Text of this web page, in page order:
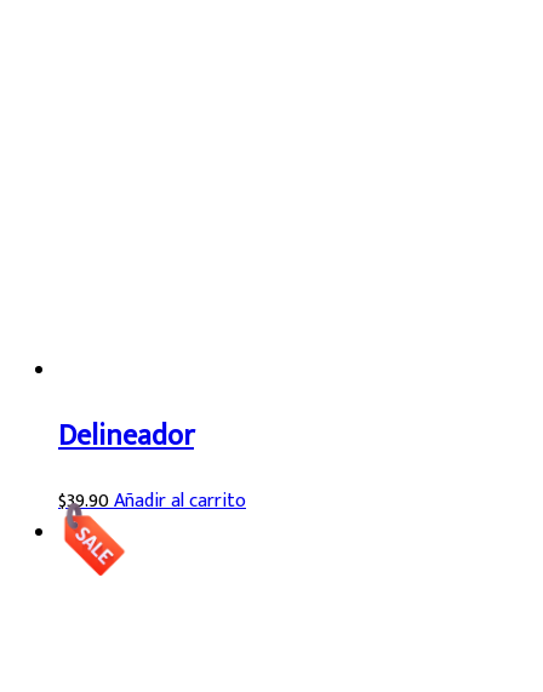
Delineador
$39.90Añadir al carrito